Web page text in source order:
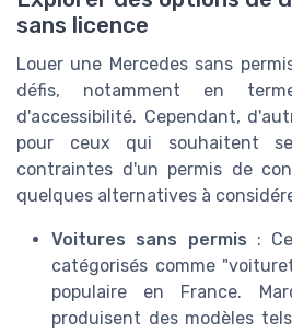
sans licence
Louer une Mercedes sans
défis, notamment en
d'accessibilité. Cependant,
pour ceux qui souhaitent
contraintes d'un permis de
quelques alternatives à
Voitures sans permis :
catégorisés comme
populaire en France.
produisent des modèles